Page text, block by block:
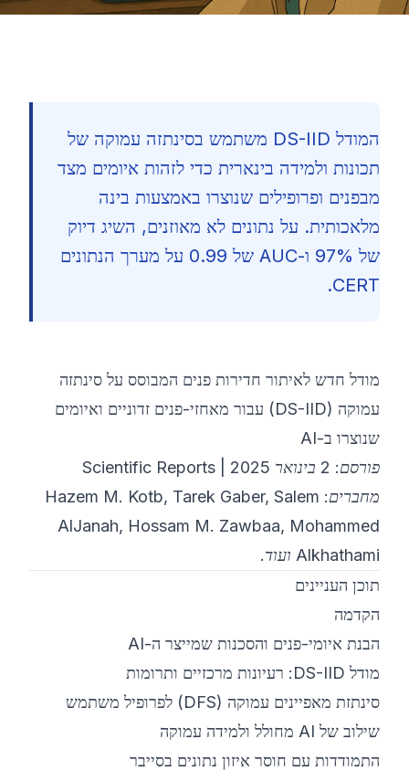
🇮🇱
©
2026 מחנה אימון סייבר 8200
המודל DS-IID משתמש בסינתזה עמוקה של
תכונות ולמידה בינארית כדי לזהות איומים מצד
מבפנים ופרופילים שנוצרו באמצעות בינה
מלאכותית. על נתונים לא מאוזנים, השיג דיוק
של 97% ו-AUC של 0.99 על מערך הנתונים
CERT.
מודל חדש לאיתור חדירות פנים המבוסס על סינתזה
עמוקה (DS-IID) עבור מאחזי-פנים זדוניים ואיומים
שנוצרו ב-AI
פורסם: 2 בינואר 2025 | Scientific Reports
מחברים: Hazem M. Kotb, Tarek Gaber, Salem
AlJanah, Hossam M. Zawbaa, Mohammed
Alkhathami ועוד.
תוכן העניינים
הקדמה
הבנת איומי-פנים והסכנות שמייצר ה-AI
מודל DS-IID: רעיונות מרכזיים ותרומות
סינתזת מאפיינים עמוקה (DFS) לפרופיל משתמש
שילוב של AI מחולל ולמידה עמוקה
התמודדות עם חוסר איזון נתונים בסייבר